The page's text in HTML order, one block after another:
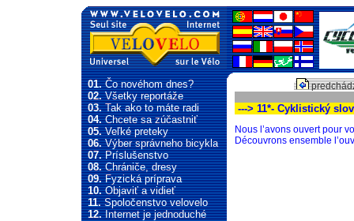
01.Čo novéhom dnes?
02.Všetky reportáže
03.Tak ako to máte radi
04.Chcete sa zúčastniť
05.Veľké preteky
06.Výber správneho bicykla
07.Príslušenstvo
08.Chrániče, dresy
09.Fyzická príprava
10.Objaviť a vidieť
11.Spoločenstvo velovelo
12.Internet je jednoduché
---> 11*- Cyklistický
Nous l’avons ouvert pour
Découvrons ensemble